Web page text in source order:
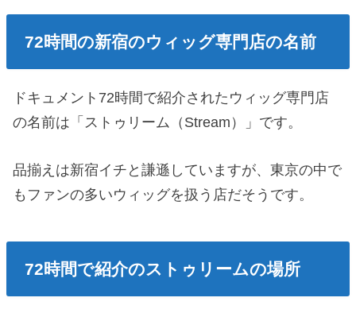
72時間の新宿のウィッグ専門店の名前
ドキュメント72時間で紹介されたウィッグ専門店
の名前は「ストゥリーム（Stream）」です。
品揃えは新宿イチと謙遜していますが、東京の中で
もファンの多いウィッグを扱う店だそうです。
72時間で紹介のストゥリームの場所